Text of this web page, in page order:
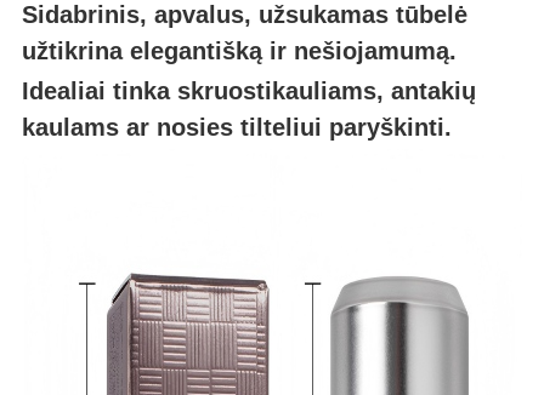
Sidabrinis, apvalus, užsukamas tūbelė
užtikrina elegantišką ir nešiojamumą.
Idealiai tinka skruostikauliams, antakių
kaulams ar nosies tilteliui paryškinti.